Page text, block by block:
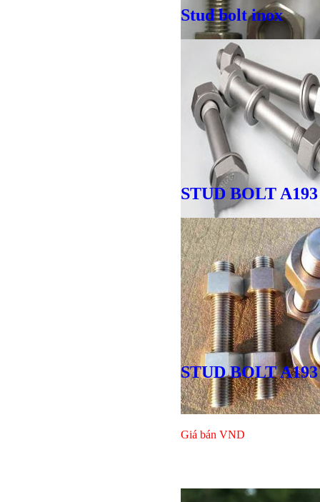
Giá bánVND
Giá bánVND
Stud bolt inox
Giá bánVND
STUD BOLT
Giá bán VND
STUD BOLT